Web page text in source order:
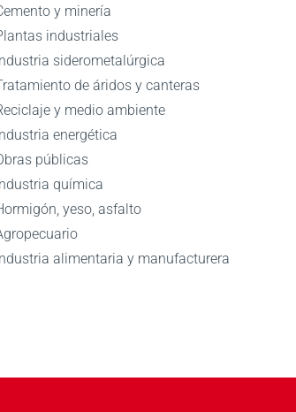
y minería
industriales
siderometalúrgica
de áridos y canteras
y medio ambiente
energética
públicas
química
yeso, asfalto
alimentaria y manufacturera